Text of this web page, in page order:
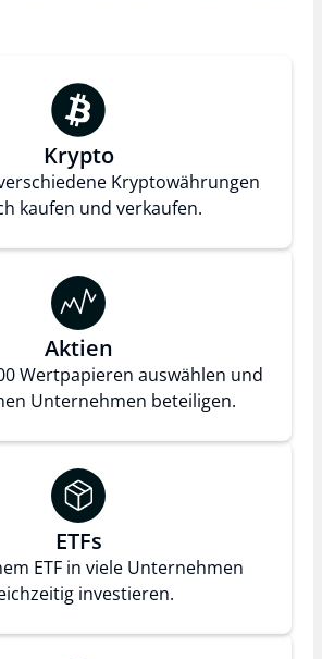
Krypto
Kryptowährungen
kaufen und verkaufen.
Aktien
Wertpapieren auswählen und
Unternehmen beteiligen.
ETFs
ETF in viele Unternehmen
investieren.